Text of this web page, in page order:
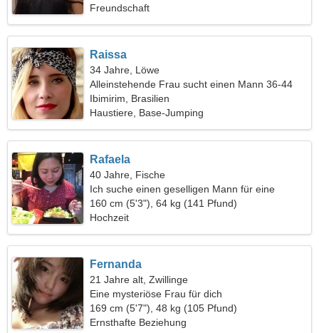
Freundschaft
Raissa
34 Jahre, Löwe
Alleinstehende Frau sucht einen Mann 36-44
Ibimirim, Brasilien
Haustiere, Base-Jumping
Rafaela
40 Jahre, Fische
Ich suche einen geselligen Mann für eine
Wanderung
160 cm (5'3"), 64 kg (141 Pfund)
Hochzeit
Fernanda
21 Jahre alt, Zwillinge
Eine mysteriöse Frau für dich
169 cm (5'7"), 48 kg (105 Pfund)
Ernsthafte Beziehung